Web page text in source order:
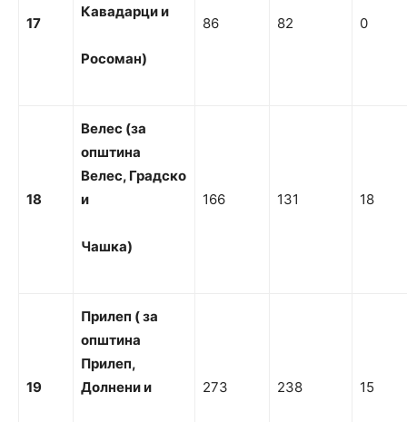
17
Кавадарции
Росоман)
86 82 0
18
Велес (за
општина
Велес, Градско
и
Чашка)
166 131 18
19
Прилеп ( за
општина
Прилеп,
Долнении 273 238 15